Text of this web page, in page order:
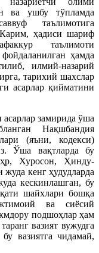
ва ушбу тўпламда
таълимотига
ҳадиси шариф
таълимоти
ҳамда
илмий-назарий
тарихий шахслар
асарлар қийматини
замирида ўша
Нақшбандия
(яъни, кодекси)
Ўша вақтларда бу
Хуросон, Ҳинду-
кенг ҳудудларда
кескинлашган, бу
шайхлари бошқа
ва сиёсий
подшоҳлар ҳам
вазият вужудга
вазиятга чидамай,